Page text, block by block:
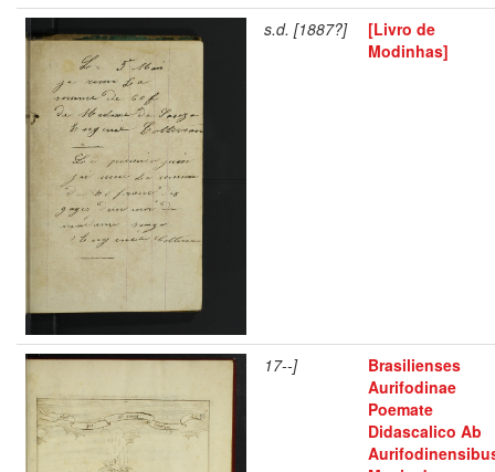
s.d. [1887?]
[Livro de
Modinhas]
17--]
Brasilienses
Aurifodinae
Poemate
Didascalico Ab